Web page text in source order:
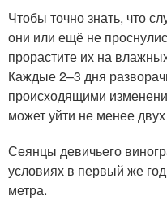
Чтобы точно знать, что
они или ещё не
прорастите их на
Каждые 2–3 дня
происходящими
может уйти не менее
Сеянцы девичьего
условиях в первый же
метра.